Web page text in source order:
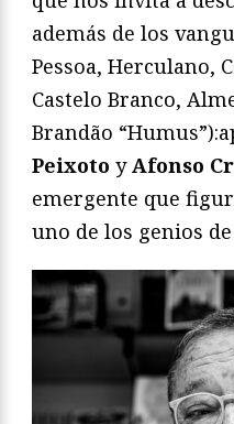
además de los
Pessoa, Herculano,
Castelo Branco,
Brandão
Peixoto yAfonso
emergente que
uno de los genios